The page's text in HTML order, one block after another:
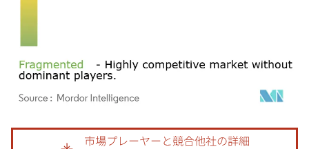
画像 © Mordor Intelligence。再利用にはCC BY 4.0の表示が必要です。